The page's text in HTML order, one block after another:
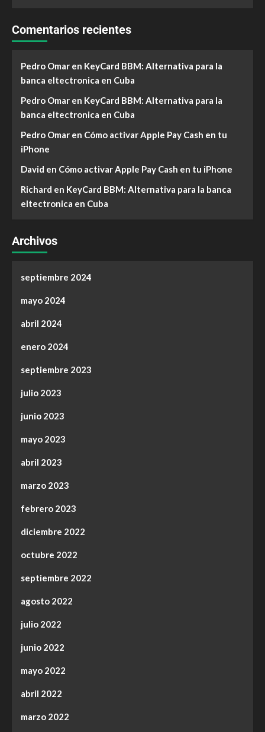
Comentarios recientes
Pedro Omar en KeyCard BBM: Alternativa para la
banca eltectronica en Cuba
Pedro Omar en KeyCard BBM: Alternativa para la
banca eltectronica en Cuba
Pedro Omar en Cómo activar Apple Pay Cash en tu
iPhone
David en Cómo activar Apple Pay Cash en tu iPhone
Richard en KeyCard BBM: Alternativa para la banca
eltectronica en Cuba
Archivos
septiembre 2024
mayo 2024
abril 2024
enero 2024
septiembre 2023
julio 2023
junio 2023
mayo 2023
abril 2023
marzo 2023
febrero 2023
diciembre 2022
octubre 2022
septiembre 2022
agosto 2022
julio 2022
junio 2022
mayo 2022
abril 2022
marzo 2022